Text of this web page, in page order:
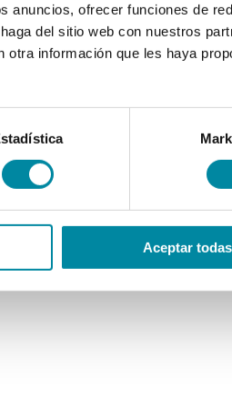
anuncios, ofrecer funciones de
del sitio web con nuestros
información que les haya
Aceptar todas